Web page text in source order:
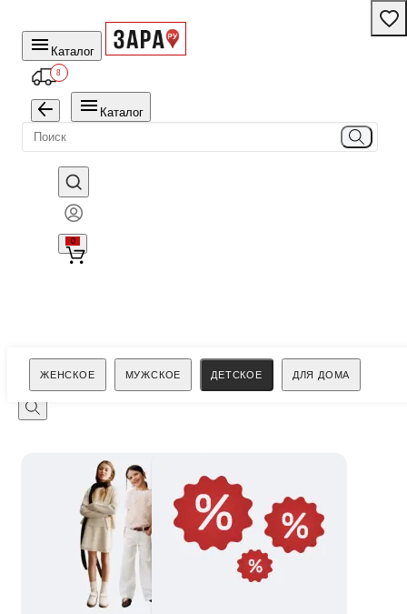
Каталог
8
Каталог
0
ЖЕНСКОЕ МУЖСКОЕ ДЕТСКОЕ ДЛЯ ДОМА
Поиск